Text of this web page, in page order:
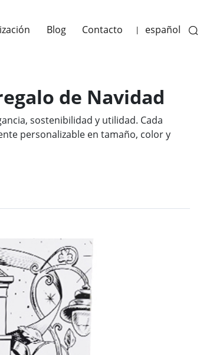
Blog Contacto | español
de Navidad
sostenibilidad y utilidad. Cada
personalizable en tamaño, color y